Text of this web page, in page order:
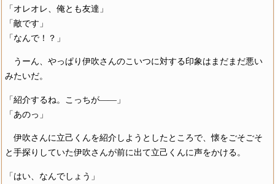
「オレオレ、俺とも友達」
「敵です」
「なんで！？」
うーん、やっぱり伊吹さんのこいつに対する印象はまだまだ悪い
みたいだ。
「紹介するね。こっちが――」
「あのっ」
伊吹さんに立己くんを紹介しようとしたところで、懐をごそごそ
と手探りしていた伊吹さんが前に出て立己くんに声をかける。
「はい、なんでしょう」